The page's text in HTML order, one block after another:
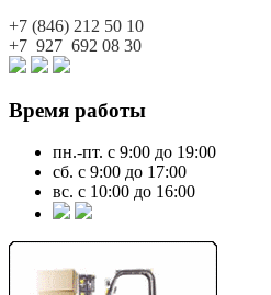
+7 (846) 212 50 10
+7 927 692 08 30
Время работы
пн.-пт. с 9:00 до 19:00
сб. с 9:00 до 17:00
вс. с 10:00 до 16:00